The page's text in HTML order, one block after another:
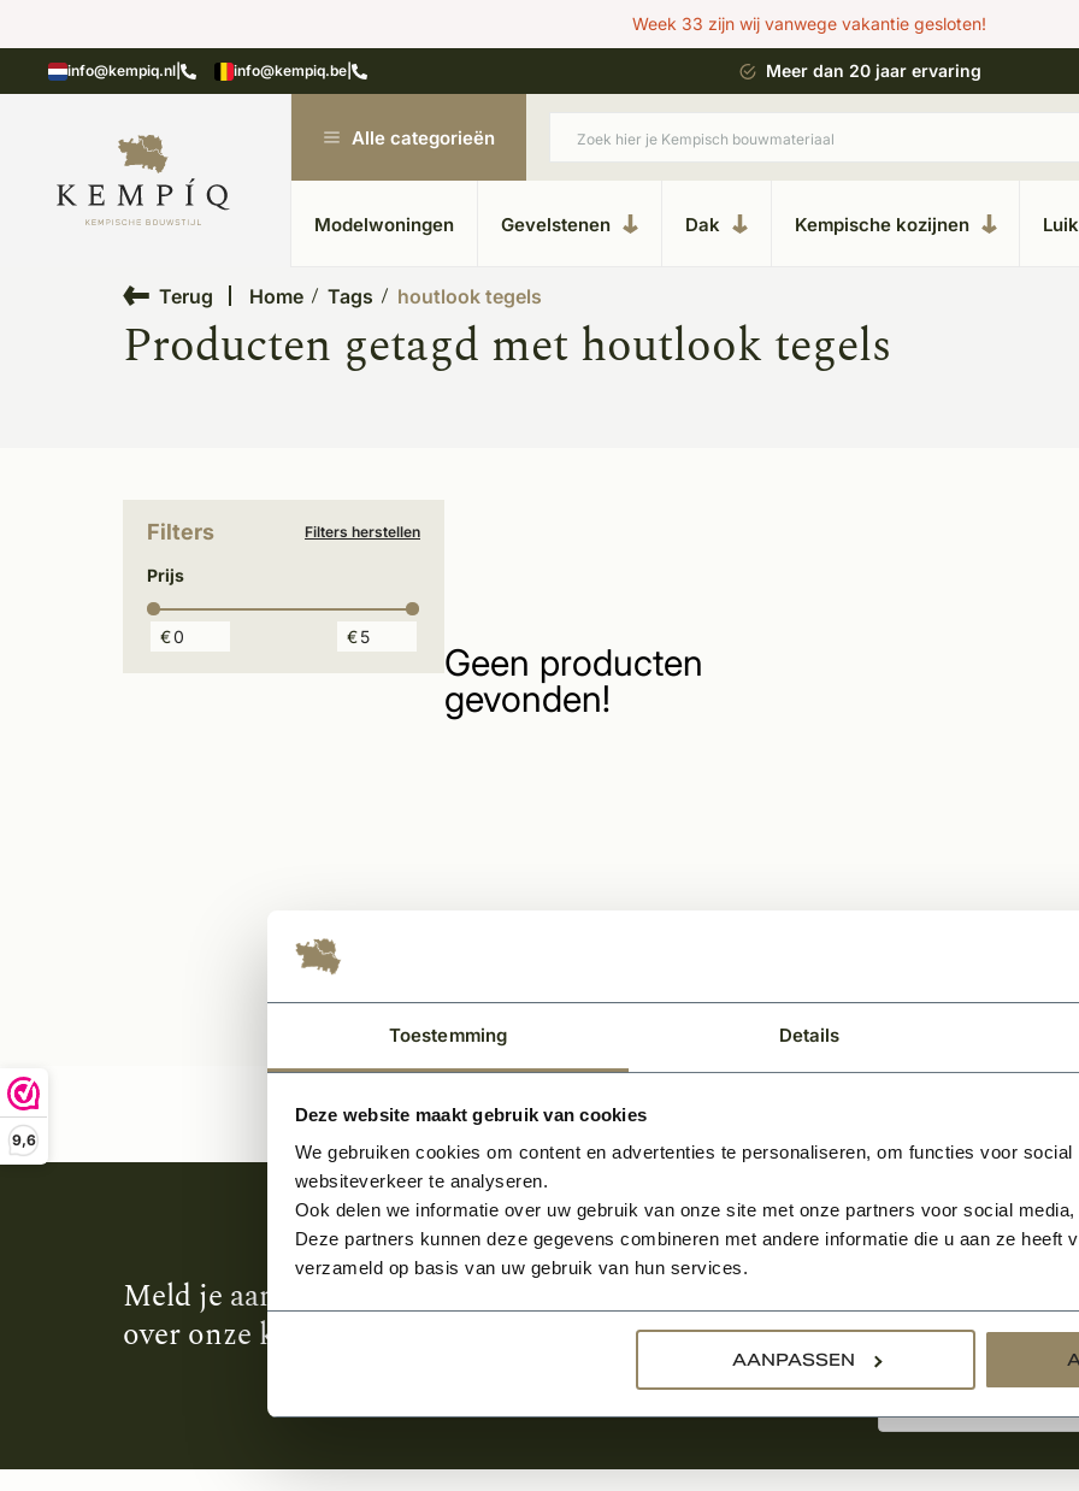
Toestemming Details
Deze website maakt gebruik van cookies
We gebruiken cookies om content en advertenties te personaliseren, om functies voor
websiteverkeer te analyseren.
Ook delen we informatie over uw gebruik van onze site met onze partners voor social
Deze partners kunnen deze gegevens combineren met andere informatie die u aan ze heeft
verzameld op basis van uw gebruik van hun services.
AANPASSEN
9,6
Week 33 zijn wij vanwege vakantie gesloten!
info@kempiq.nl info@kempiq.be
in Kesteren Unieke materialen in kempische bouwstijl Meer dan 20 jaar ervaring
Alle categorieën
Modelwoningen Gevelstenen Dak Kempische kozijnen
Terug Home Tags houtlook tegels
Producten getagd met houtlook tegels
Filters Filters herstellen
Prijs
€ €
Geen producten
gevonden!
Meld je aan en ontvang het laatste nieuws
over onze kempische bouwstijl!
Aanmelden voor de